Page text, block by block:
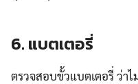
6. แบตเตอรี่
ตรวจสอบขั้วแบตเตอรี่ ว่า